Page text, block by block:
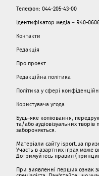
Телефон: 044-205-43-00
Ідентифікатор медіа – R40-
Контакти
Редакція
Про проект
Редакційна політика
Політика у сфері
Користувача угода
Будь-яке копіювання,
та/або аудіовізуальних
забороняється.
Матеріали сайту isport.ua
Участь в азартних іграх може
Дотримуйтесь правил
При виявленні перших ознак